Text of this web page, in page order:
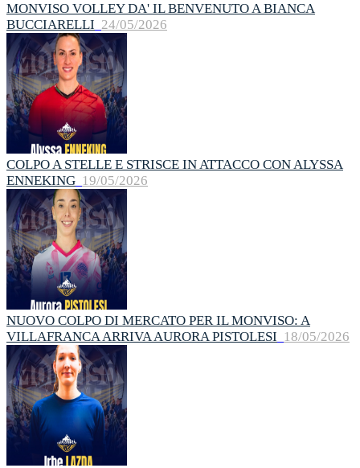
MONVISO VOLLEY DA' IL BENVENUTO A BIANCA
BUCCIARELLI 24/05/2026
COLPO A STELLE E STRISCE IN ATTACCO CON ALYSSA
ENNEKING 19/05/2026
NUOVO COLPO DI MERCATO PER IL MONVISO: A
VILLAFRANCA ARRIVA AURORA PISTOLESI 18/05/2026